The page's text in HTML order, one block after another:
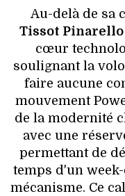
Au-delà de sa
Tissot
cœur
soulignant la
faire aucune
mouvement
de la modernité
avec une
permettant de
temps d'un
mécanisme. Ce